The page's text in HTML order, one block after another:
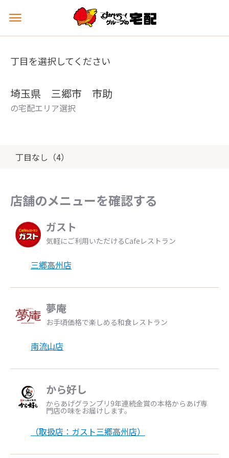
メ
ュ
を
丁目を選択してください
埼玉県 三郷市 市助
の宅配エリア選択
丁目なし（4）
店舗のメニューを確認する
ガスト
気軽にご利用いただけるCafeレストラン
三郷高州店
夢庵
お手頃価格で楽しめる和食レストラン
南流山店
から好し
からあげグランプリ9年連続金賞の本格からあげ専
門店の味をお届けします。
（取扱店：ガスト三郷高州店）